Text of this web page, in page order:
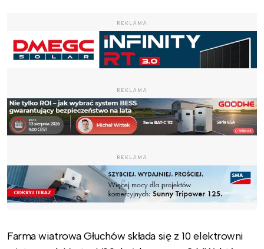
REKLAMA
REKLAMA
REKLAMA
Farma wiatrowa Głuchów składa się z 10 elektrowni